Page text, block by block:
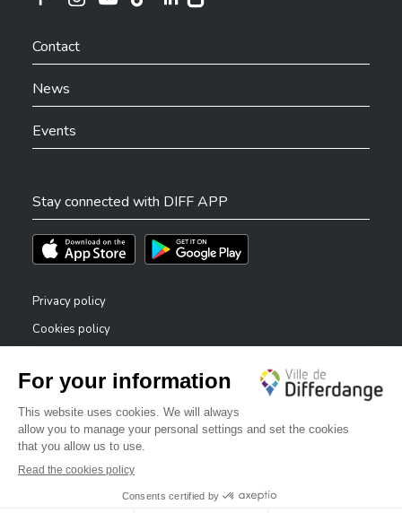
Ville de Differdange sur Instagram
Contact
News
Events
Stay connected with DIFF APP
Téléchargez l'app sur l'App StoreTéléchargez l'app sur Play Store
Privacy policy
Cookies policy
Accessibility statement
Reporting system — whistleblowers
©2026 All rights reserved . City of Differdange
✕
Bonjour, comment puis-je vous aider ?